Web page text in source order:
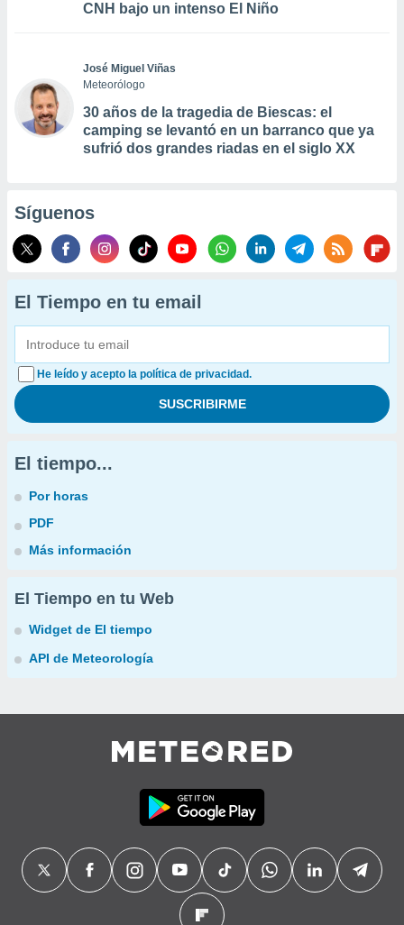
CNH bajo un intenso El Niño
José Miguel Viñas
Meteorólogo
30 años de la tragedia de Biescas: el
camping se levantó en un barranco que ya
sufrió dos grandes riadas en el siglo XX
Síguenos
El Tiempo en tu email
He leído y acepto la política de privacidad.
El tiempo...
Por horas
PDF
Más información
El Tiempo en tu Web
Widget de El tiempo
API de Meteorología